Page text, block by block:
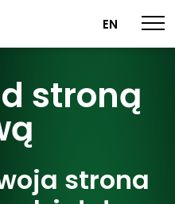
EN
stroną
strona